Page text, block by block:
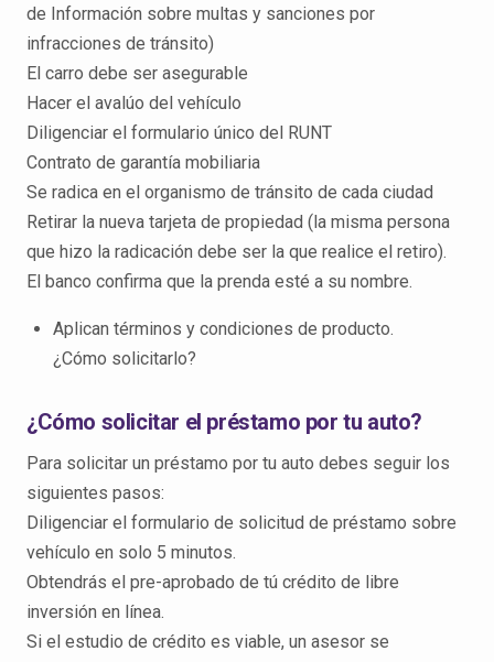
de Información sobre multas y sanciones por
infracciones de tránsito)
El carro debe ser asegurable
Hacer el avalúo del vehículo
Diligenciar el formulario único del RUNT
Contrato de garantía mobiliaria
Se radica en el organismo de tránsito de cada ciudad
Retirar la nueva tarjeta de propiedad (la misma persona
que hizo la radicación debe ser la que realice el retiro).
El banco confirma que la prenda esté a su nombre.
Aplican términos y condiciones de producto.
¿Cómo solicitarlo?
¿Cómo solicitar el préstamo por tu auto?
Para solicitar un préstamo por tu auto debes seguir los
siguientes pasos:
Diligenciar el formulario de solicitud de préstamo sobre
vehículo en solo 5 minutos.
Obtendrás el pre-aprobado de tú crédito de libre
inversión en línea.
Si el estudio de crédito es viable, un asesor se